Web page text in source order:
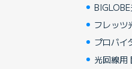
フレッツ
プロバイ
光回線用